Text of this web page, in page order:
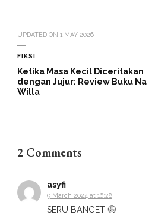
UPDATED ON 1 MAY 2026
FIKSI
Ketika Masa Kecil Diceritakan
dengan Jujur: Review Buku Na
Willa
2 Comments
asyfi
9 March 2024 at 16:28
SERU BANGET 🤩